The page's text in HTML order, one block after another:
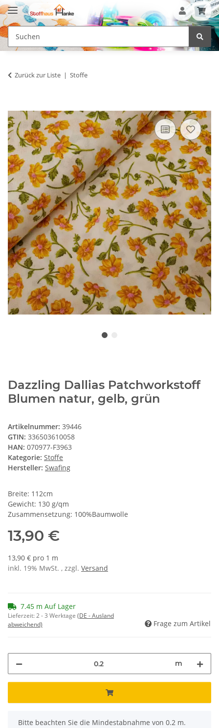
Zurück zur Liste Stoffe
Dazzling Dallias Patchworkstoff
Blumen natur, gelb, grün
Artikelnummer: 39446
GTIN: 336503610058
HAN: 070977-F3963
Kategorie: Stoffe
Hersteller: Swafing
Breite: 112cm
Gewicht: 130 g/qm
Zusammensetzung: 100%Baumwolle
13,90 €
13,90 € pro 1 m
inkl. 19% MwSt. , zzgl. Versand
7.45 m Auf Lager
Lieferzeit:2 - 3 Werktage (DE - Ausland
abweichend)
Frage zum Artikel
m
x
Bitte beachten Sie die Mindestabnahme von 0.2 m.